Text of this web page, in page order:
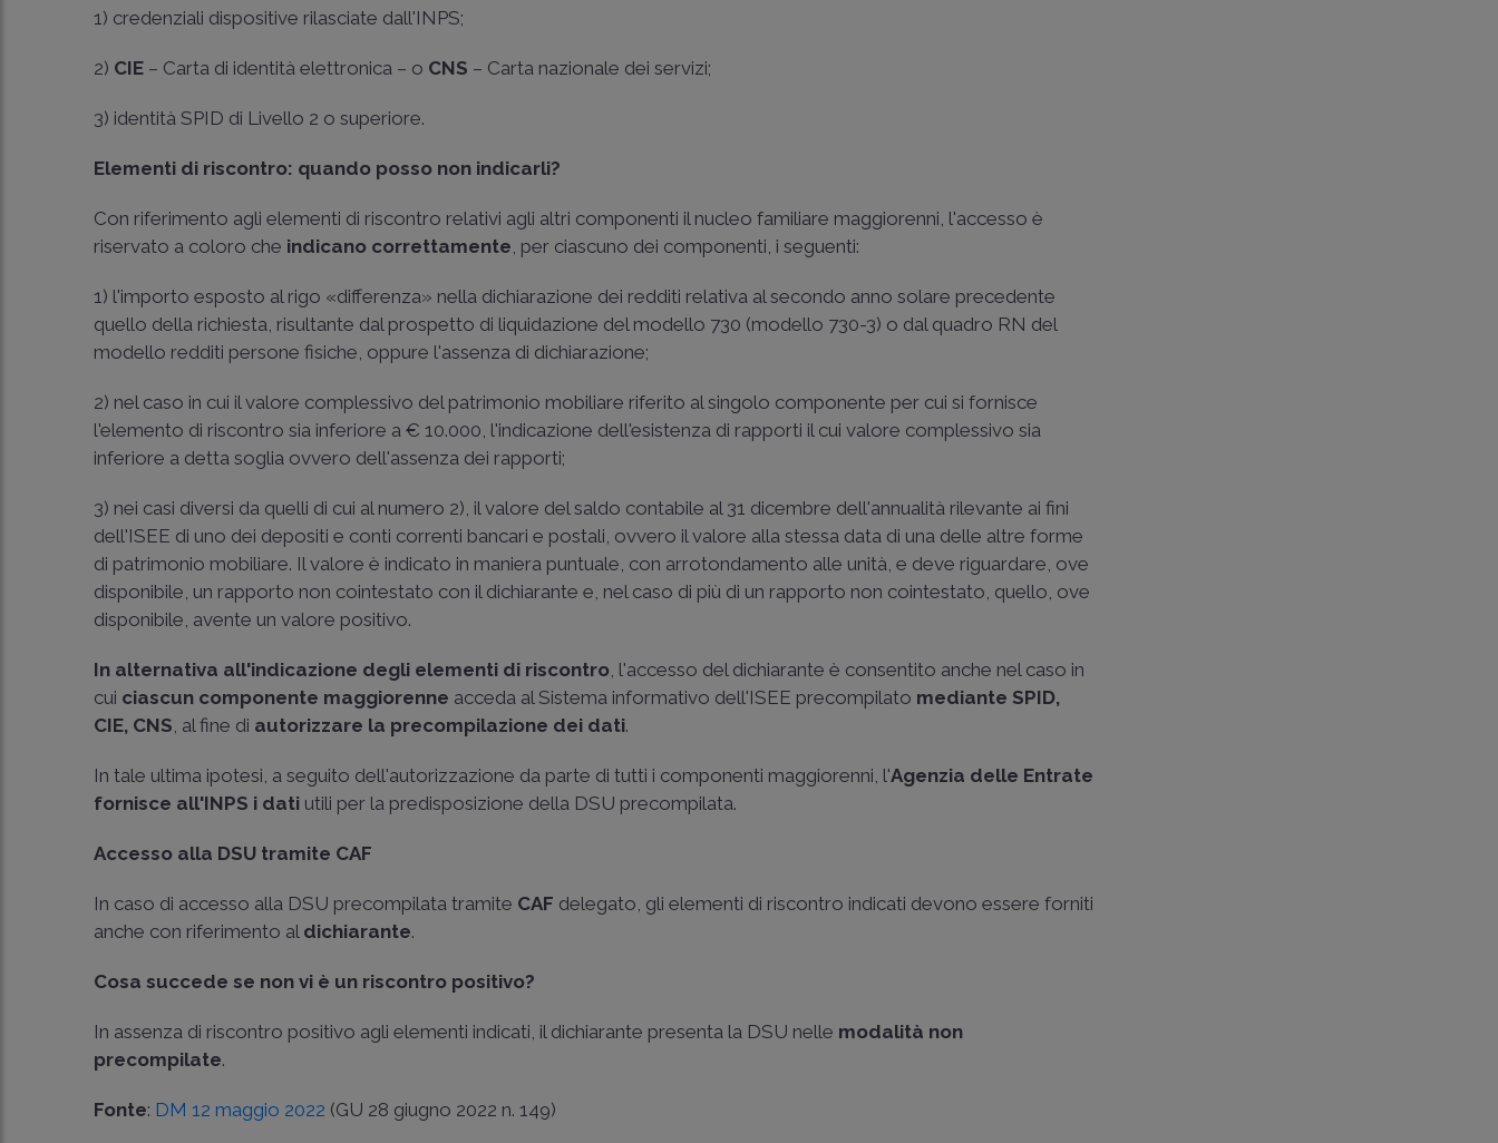
1) credenziali dispositive rilasciate dall'INPS;
2) CIE – Carta di identità elettronica – o CNS – Carta nazionale dei servizi;
3) identità SPID di Livello 2 o superiore.
Elementi di riscontro: quando posso non indicarli?
Con riferimento agli elementi di riscontro relativi agli altri componenti il nucleo familiare maggiorenni, l'accesso è
riservato a coloro che indicano correttamente, per ciascuno dei componenti, i seguenti:
1) l'importo esposto al rigo «differenza» nella dichiarazione dei redditi relativa al secondo anno solare precedente
quello della richiesta, risultante dal prospetto di liquidazione del modello 730 (modello 730-3) o dal quadro RN del
modello redditi persone fisiche, oppure l'assenza di dichiarazione;
2) nel caso in cui il valore complessivo del patrimonio mobiliare riferito al singolo componente per cui si fornisce
l'elemento di riscontro sia inferiore a € 10.000, l'indicazione dell'esistenza di rapporti il cui valore complessivo sia
inferiore a detta soglia ovvero dell'assenza dei rapporti;
3) nei casi diversi da quelli di cui al numero 2), il valore del saldo contabile al 31 dicembre dell'annualità rilevante ai fini
dell'ISEE di uno dei depositi e conti correnti bancari e postali, ovvero il valore alla stessa data di una delle altre forme
di patrimonio mobiliare. Il valore è indicato in maniera puntuale, con arrotondamento alle unità, e deve riguardare, ove
disponibile, un rapporto non cointestato con il dichiarante e, nel caso di più di un rapporto non cointestato, quello, ove
disponibile, avente un valore positivo.
In alternativa all'indicazione degli elementi di riscontro, l'accesso del dichiarante è consentito anche nel caso in
cui ciascun componente maggiorenne acceda al Sistema informativo dell'ISEE precompilato mediante SPID,
CIE, CNS, al fine di autorizzare la precompilazione dei dati.
In tale ultima ipotesi, a seguito dell'autorizzazione da parte di tutti i componenti maggiorenni, l'Agenzia delle Entrate
fornisce all'INPS i dati utili per la predisposizione della DSU precompilata.
Accesso alla DSU tramite CAF
In caso di accesso alla DSU precompilata tramite CAF delegato, gli elementi di riscontro indicati devono essere forniti
anche con riferimento al dichiarante.
Cosa succede se non vi è un riscontro positivo?
In assenza di riscontro positivo agli elementi indicati, il dichiarante presenta la DSU nelle modalità non
precompilate.
Fonte: DM 12 maggio 2022 (GU 28 giugno 2022 n. 149)